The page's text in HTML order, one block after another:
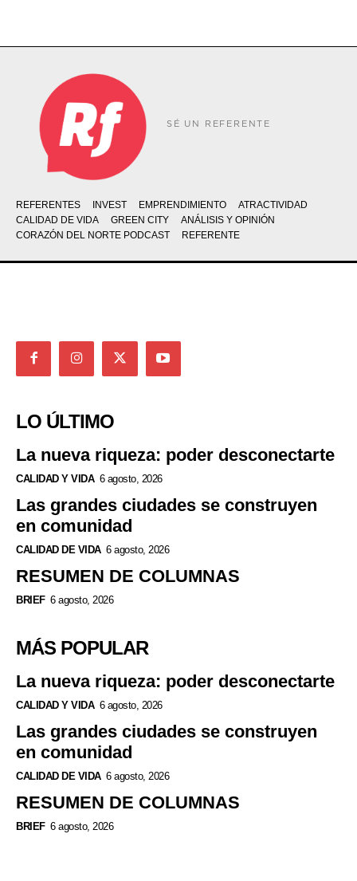
SÉ UN REFERENTE
REFERENTES INVEST EMPRENDIMIENTO
ATRACTIVIDAD
CALIDAD DE VIDA
GREEN CITY
ANÁLISIS Y OPINIÓN
CORAZÓN DEL NORTE PODCAST
REFERENTE
LO ÚLTIMO
La nueva riqueza: poder desconectarte
CALIDAD Y VIDA 6 agosto, 2026
Las grandes ciudades se construyen
en comunidad
CALIDAD DE VIDA 6 agosto, 2026
RESUMEN DE COLUMNAS
BRIEF 6 agosto, 2026
MÁS POPULAR
La nueva riqueza: poder desconectarte
CALIDAD Y VIDA 6 agosto, 2026
Las grandes ciudades se construyen
en comunidad
CALIDAD DE VIDA 6 agosto, 2026
RESUMEN DE COLUMNAS
BRIEF 6 agosto, 2026